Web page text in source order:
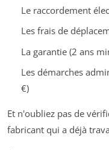
Le raccordement
Les frais de
La garantie (2 ans
Les démarches
€)
Et n'oubliez pas de
fabricant qui a déjà